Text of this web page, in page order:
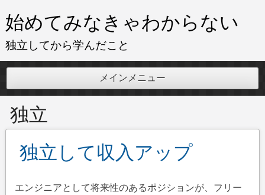
コ
ン
テ
ツ
ス
ッ
始めてみなきゃわからない
独立してから学んだこと
メインメニュー
独立
独立して収入アップ
エンジニアとして将来性のあるポジションが、フリー